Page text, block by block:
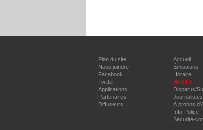
Plan du site
Nous joindre
Facebook
Twitter
Applications
Partenaires
Diffuseurs
Accueil
Émissions
Horaire
WebTV
Disparus/
À propos
Info-Police
Sécurité-